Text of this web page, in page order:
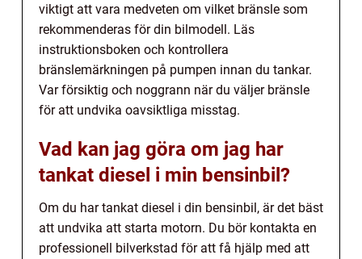
viktigt att vara medveten om vilket bränsle som
rekommenderas för din bilmodell. Läs
instruktionsboken och kontrollera
bränslemärkningen på pumpen innan du tankar.
Var försiktig och noggrann när du väljer bränsle
för att undvika oavsiktliga misstag.
Vad kan jag göra om jag har
tankat diesel i min bensinbil?
Om du har tankat diesel i din bensinbil, är det bäst
att undvika att starta motorn. Du bör kontakta en
professionell bilverkstad för att få hjälp med att